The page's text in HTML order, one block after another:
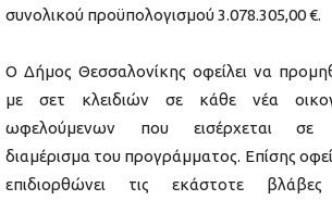
συνολικού προϋπολογισμού 3.078.305,00 €.
Ο Δήμος Θεσσαλονίκης οφείλει να
με σετ κλειδιών σε κάθε νέα
ωφελούμενων που εισέρχεται σε
διαμέρισμα του προγράμματος. Επίσης
επιδιορθώνει τις εκάστοτε βλάβες